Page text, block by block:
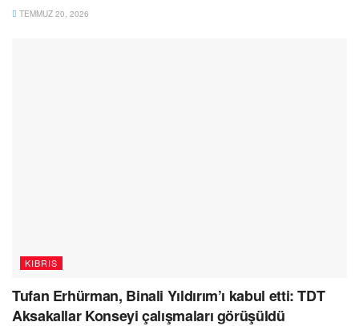
TEMMUZ 20, 2026
KIBRIS
Tufan Erhürman, Binali Yıldırım’ı kabul etti: TDT
Aksakallar Konseyi çalışmaları görüşüldü